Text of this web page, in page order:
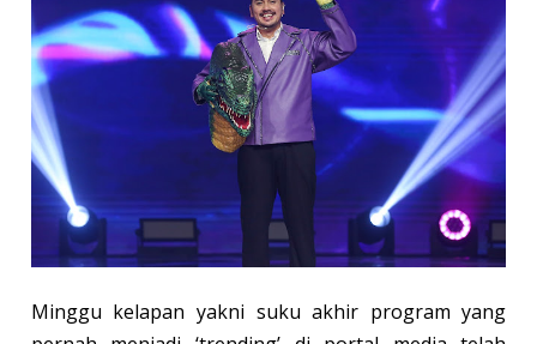
Minggu kelapan yakni suku akhir program yang